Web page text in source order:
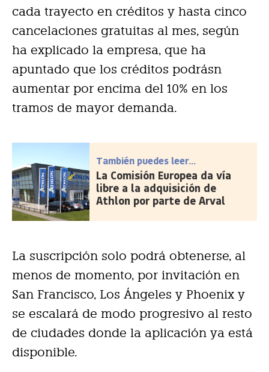
cada trayecto en créditos y hasta cinco
cancelaciones gratuitas al mes, según
ha explicado la empresa, que ha
apuntado que los créditos podrásn
aumentar por encima del 10% en los
tramos de mayor demanda.
También puedes leer...
La Comisión Europea da vía
libre a la adquisición de
Athlon por parte de Arval
La suscripción solo podrá obtenerse, al
menos de momento, por invitación en
San Francisco, Los Ángeles y Phoenix y
se escalará de modo progresivo al resto
de ciudades donde la aplicación ya está
disponible.